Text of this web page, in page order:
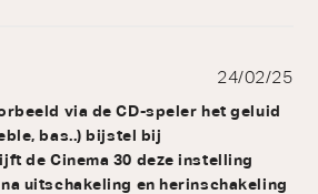
via de CD-speler het geluid
bas..) bijstel bij
de Cinema 30 deze instelling
uitschakeling en herinschakeling
24/02/25